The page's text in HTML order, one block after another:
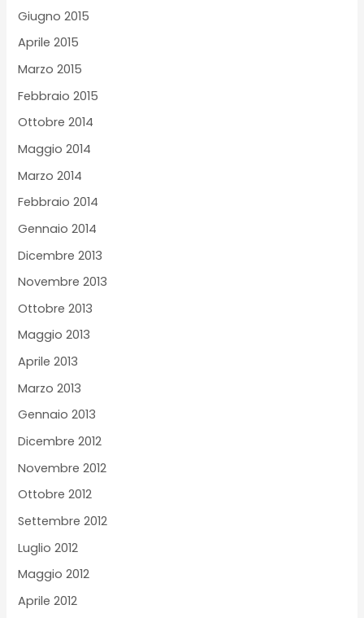
Giugno 2015
Aprile 2015
Marzo 2015
Febbraio 2015
Ottobre 2014
Maggio 2014
Marzo 2014
Febbraio 2014
Gennaio 2014
Dicembre 2013
Novembre 2013
Ottobre 2013
Maggio 2013
Aprile 2013
Marzo 2013
Gennaio 2013
Dicembre 2012
Novembre 2012
Ottobre 2012
Settembre 2012
Luglio 2012
Maggio 2012
Aprile 2012